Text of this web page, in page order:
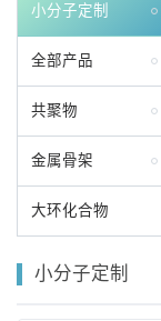
小分子定制
全部产品
共聚物
金属骨架
大环化合物
小分子定制